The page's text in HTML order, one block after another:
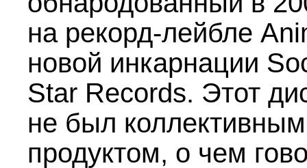
на рекорд-лейбле
новой инкарнации
Star Records. Этот
не был коллективным
продуктом, о чем